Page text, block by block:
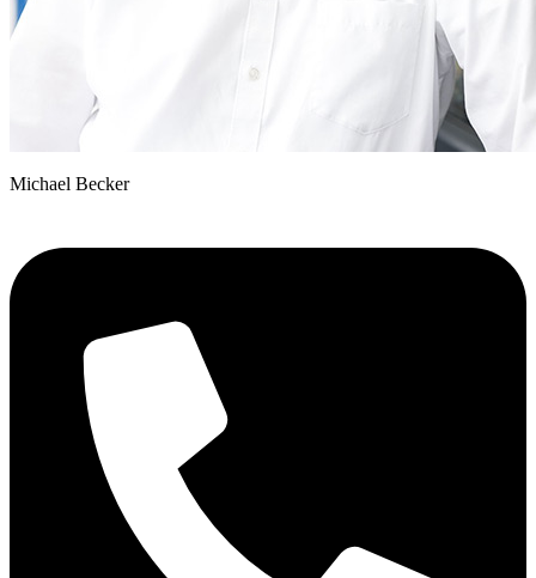
Michael Becker